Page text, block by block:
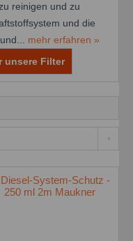
reinigen und zu
und die
mehr erfahren »
unsere Filter